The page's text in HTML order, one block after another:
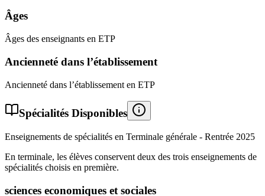
Âges
Âges des enseignants en ETP
Ancienneté dans l’établissement
Ancienneté dans l’établissement en ETP
Spécialités Disponibles
Enseignements de spécialités en Terminale générale - Rentrée 2025
En terminale, les élèves conservent deux des trois enseignements de
spécialités choisis en première.
sciences economiques et sociales